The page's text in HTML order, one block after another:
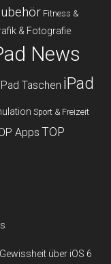
Fitness &
& Fotografie
News
iPad Taschen iPad
Sport & Freizeit
Apps TOP
über iOS 6